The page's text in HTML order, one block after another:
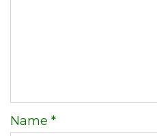
Name *